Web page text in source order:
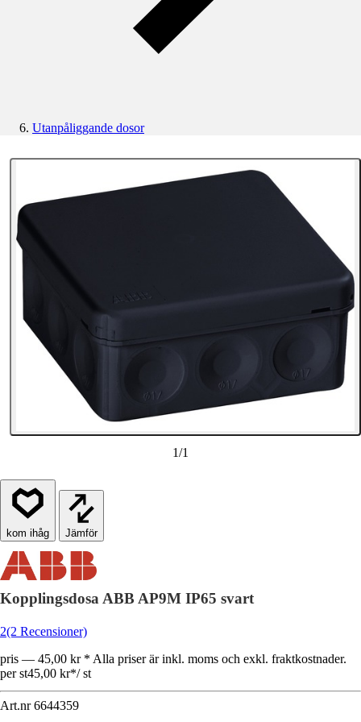
Utanpåliggande dosor
1/1
Jämför
Kopplingsdosa ABB AP9M IP65 svart
2(2 Recensioner)
pris — 45,00 kr * Alla priser är inkl. moms och exkl. fraktkostnader.
per st45,00 kr*/ st
Art.nr 6644359